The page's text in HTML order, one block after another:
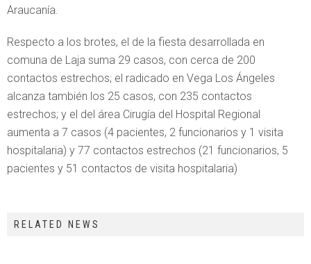
Araucanía.
Respecto a los brotes, el de la fiesta desarrollada en
comuna de Laja suma 29 casos, con cerca de 200
contactos estrechos; el radicado en Vega Los Ángeles
alcanza también los 25 casos, con 235 contactos
estrechos; y el del área Cirugía del Hospital Regional
aumenta a 7 casos (4 pacientes, 2 funcionarios y 1 visita
hospitalaria) y 77 contactos estrechos (21 funcionarios, 5
pacientes y 51 contactos de visita hospitalaria)
RELATED NEWS